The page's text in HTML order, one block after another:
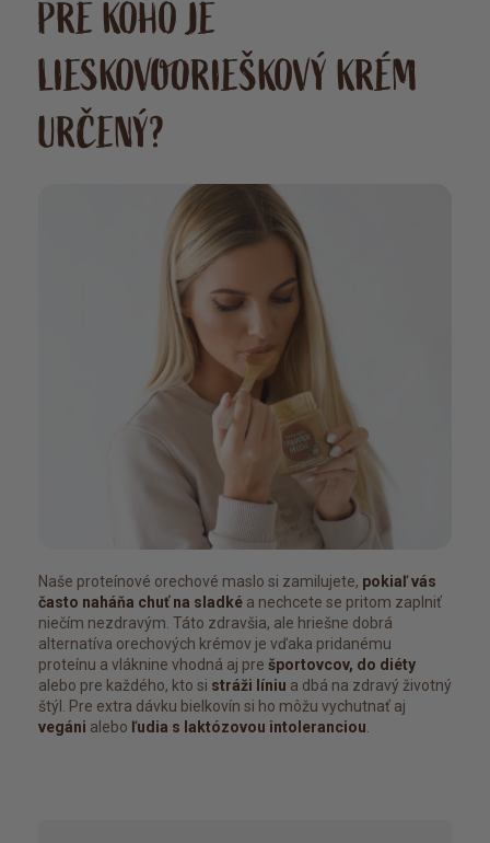
PRE KOHO JE
LIESKOVOORIEŠKOVÝ KRÉM
URČENÝ?
Naše proteínové orechové maslo si zamilujete, pokiaľ vás
často naháňa chuť na sladké a nechcete se pritom zaplniť
niečím nezdravým. Táto zdravšia, ale hriešne dobrá
alternatíva orechových krémov je vďaka pridanému
proteínu a vláknine vhodná aj pre športovcov, do diéty
alebo pre každého, kto si stráži líniu a dbá na zdravý životný
štýl. Pre extra dávku bielkovín si ho môžu vychutnať aj
vegáni alebo ľudia s laktózovou intoleranciou